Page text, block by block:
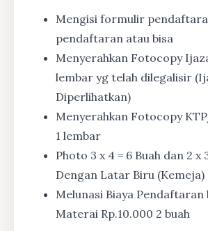
Mengisi formulir
pendaftaran atau bisa
Menyerahkan Fotocopy
lembar yg telah dilegalisir
Diperlihatkan)
Menyerahkan Fotocopy
1 lembar
Photo 3 x 4 = 6 Buah dan 2 x
Dengan Latar Biru (Kemeja)
Melunasi Biaya Pendaftaran
Materai Rp.10.000 2 buah